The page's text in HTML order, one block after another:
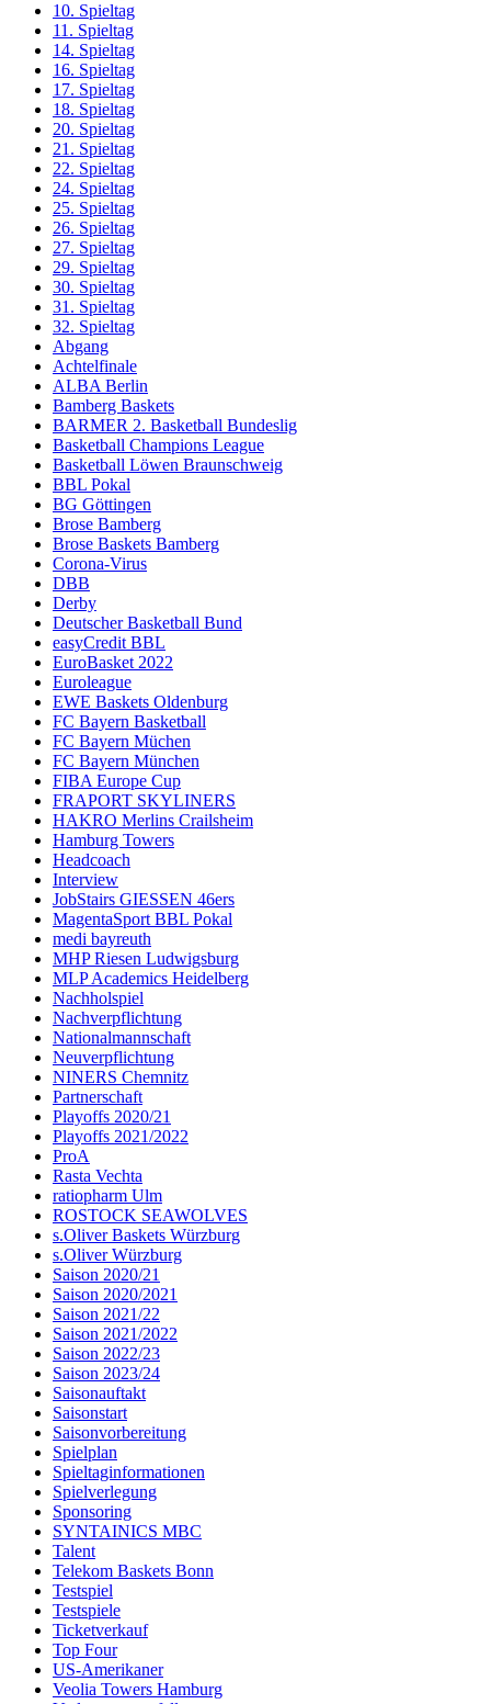
10. Spieltag
11. Spieltag
14. Spieltag
16. Spieltag
17. Spieltag
18. Spieltag
20. Spieltag
21. Spieltag
22. Spieltag
24. Spieltag
25. Spieltag
26. Spieltag
27. Spieltag
29. Spieltag
30. Spieltag
31. Spieltag
32. Spieltag
Abgang
Achtelfinale
ALBA Berlin
Bamberg Baskets
BARMER 2. Basketball Bundeslig
Basketball Champions League
Basketball Löwen Braunschweig
BBL Pokal
BG Göttingen
Brose Bamberg
Brose Baskets Bamberg
Corona-Virus
DBB
Derby
Deutscher Basketball Bund
easyCredit BBL
EuroBasket 2022
Euroleague
EWE Baskets Oldenburg
FC Bayern Basketball
FC Bayern Müchen
FC Bayern München
FIBA Europe Cup
FRAPORT SKYLINERS
HAKRO Merlins Crailsheim
Hamburg Towers
Headcoach
Interview
JobStairs GIESSEN 46ers
MagentaSport BBL Pokal
medi bayreuth
MHP Riesen Ludwigsburg
MLP Academics Heidelberg
Nachholspiel
Nachverpflichtung
Nationalmannschaft
Neuverpflichtung
NINERS Chemnitz
Partnerschaft
Playoffs 2020/21
Playoffs 2021/2022
ProA
Rasta Vechta
ratiopharm Ulm
ROSTOCK SEAWOLVES
s.Oliver Baskets Würzburg
s.Oliver Würzburg
Saison 2020/21
Saison 2020/2021
Saison 2021/22
Saison 2021/2022
Saison 2022/23
Saison 2023/24
Saisonauftakt
Saisonstart
Saisonvorbereitung
Spielplan
Spieltaginformationen
Spielverlegung
Sponsoring
SYNTAINICS MBC
Talent
Telekom Baskets Bonn
Testspiel
Testspiele
Ticketverkauf
Top Four
US-Amerikaner
Veolia Towers Hamburg